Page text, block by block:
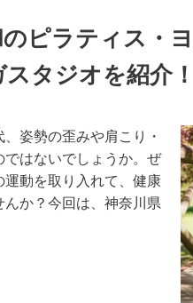
のピラティス・
タジオを紹介！
姿勢の歪みや肩こり・
はないでしょうか。ぜ
動を取り入れて、健康
か？今回は、神奈川県